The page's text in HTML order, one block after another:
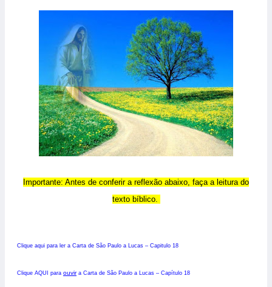
Importante: Antes de conferir a reflexão abaixo, faça a leitura do
texto bíblico.
Clique aqui para ler a Carta de São Paulo a Lucas – Capitulo 18
Clique AQUI para ouvira Carta de São Paulo a Lucas – Capítulo 18